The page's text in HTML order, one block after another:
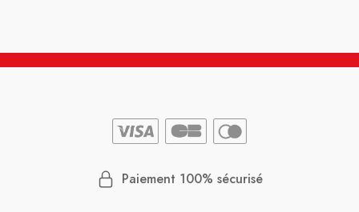
Paiement 100% sécurisé